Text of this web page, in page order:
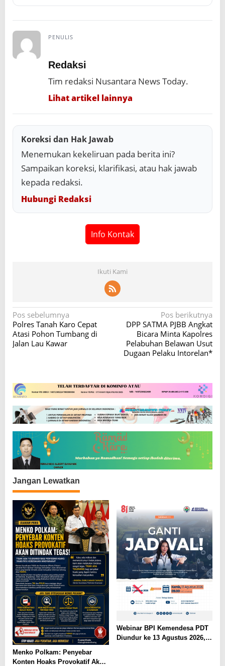
PENULIS
Redaksi
Tim redaksi Nusantara News Today.
Lihat artikel lainnya
Koreksi dan Hak Jawab
Menemukan kekeliruan pada berita ini?
Sampaikan koreksi, klarifikasi, atau hak jawab
kepada redaksi.
Hubungi Redaksi
Info Kontak
Ikuti Kami
N
a
v
a
s
i
p
o
s
Pos sebelumnya
Polres Tanah Karo Cepat
Atasi Pohon Tumbang di
Jalan Lau Kawar
Pos berikutnya
DPP SATMA PJBB Angkat
Bicara Minta Kapolres
Pelabuhan Belawan Usut
Dugaan Pelaku Intorelan*
Jangan Lewatkan
Menko Polkam: Penyebar
Konten Hoaks Provokatif Akan
Webinar BPI Kemendesa PDT
Diundur ke 13 Agustus 2026,